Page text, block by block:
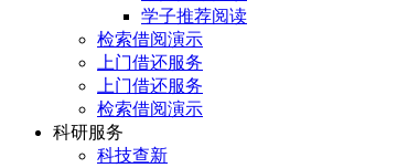
学子推荐阅读
检索借阅演示
上门借还服务
上门借还服务
检索借阅演示
科研服务
科技查新